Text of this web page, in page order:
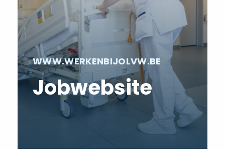
WWW.WERKENBIJOLVW.BE
Jobwebsite